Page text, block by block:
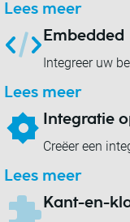
Lees meer
Embedded
Integreer uw
Lees meer
Integratie
Creëer een
Lees meer
Kant-en-